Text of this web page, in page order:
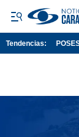
Tendencias: